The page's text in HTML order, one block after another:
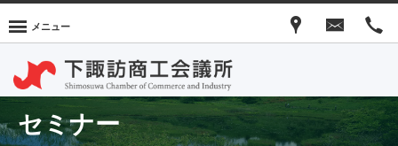
メニュー
セミナー